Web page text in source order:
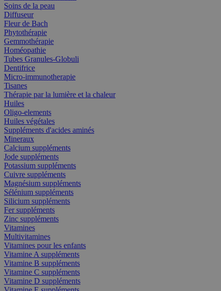
Soins de la peau
Diffuseur
Fleur de Bach
Phytothérapie
Gemmothérapie
Homéopathie
Tubes Granules-Globuli
Dentifrice
Micro-immunotherapie
Tisanes
Thérapie par la lumière et la chaleur
Huiles
Oligo-elements
Huiles végétales
Suppléments d'acides aminés
Mineraux
Calcium suppléments
Jode suppléments
Potassium suppléments
Cuivre suppléments
Magnésium suppléments
Sélénium suppléments
Silicium suppléments
Fer suppléments
Zinc suppléments
Vitamines
Multivitamines
Vitamines pour les enfants
Vitamine A suppléments
Vitamine B suppléments
Vitamine C suppléments
Vitamine D suppléments